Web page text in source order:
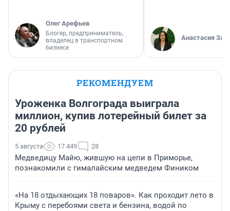
Олег Арефьев
Блогер, предприниматель,
владелец в транспортном
бизнесе
Анастасия
РЕКОМЕНДУЕМ
Уроженка Волгограда выиграла
миллион, купив лотерейный билет за
20 рублей
5 августа 17 449 28
Медведицу Майю, жившую на цепи в Приморье,
познакомили с гималайским медведем Фиником
«На 18 отдыхающих 18 поваров». Как проходит лето в
Крыму с перебоями света и бензина, водой по